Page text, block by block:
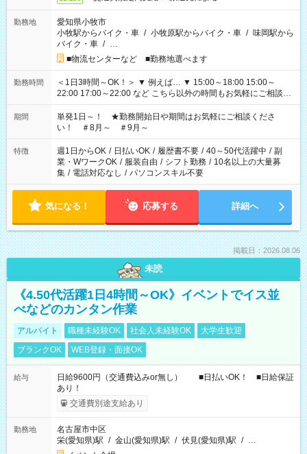
勤務地
愛知県小牧市
小牧駅からバイク・車 / 小牧原駅からバイク・車 / 味岡駅から
バイク・車 / …
■物流センターなど ■勤務地選べます
勤務時間
＜1日3時間～OK！＞ ▼ 例えば… ▼ 15:00～18:00 15:00～
22:00 17:00～22:00 など こちら以外の時間もお気軽にご相談く
ださい！
期間
単発1日～！ ★勤務開始日や期間はお気軽にご相談くださ
い！ ＃8月～ ＃9月～
特徴 週1日からOK / 日払いOK / 履歴書不要 / 40～50代活躍中 / 副
業・WワークOK / 服装自由 / シフト勤務 / 10名以上の大量募
集 / 電話対応なし / パソコンスキル不要
気になる！ 応募する 詳細へ
掲載日：2026.08.06
未読
《4.50代活躍1日4時間～OK》イベントでイス並
べなどのカンタン作業
アルバイト 職種未経験OK 社会人未経験OK
大学生歓迎
ブランクOK
WEB登録・面接OK
給与
日給9600円（交通費込みor無し） ■日払いOK！ ■日給保証
あり！
交通費別途支給あり
勤務地
名古屋市中区
栄(愛知県)駅 / 金山(愛知県)駅 / 伏見(愛知県)駅 / …